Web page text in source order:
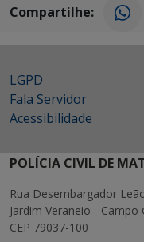
Compartilhe:
LGPD
Fala Servidor
Acessibilidade
POLÍCIA CIVIL DE
Rua Desembargador
Jardim Veraneio -
CEP 79037-100